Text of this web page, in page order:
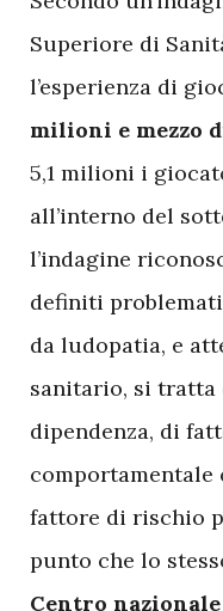
Superiore di
l’esperienza di
milioni e mezzo
5,1 milioni i
all’interno del
l’indagine
definiti
da ludopatia, e
sanitario, si tratta
dipendenza, di
comportamentale
fattore di rischio
punto che lo
Centro